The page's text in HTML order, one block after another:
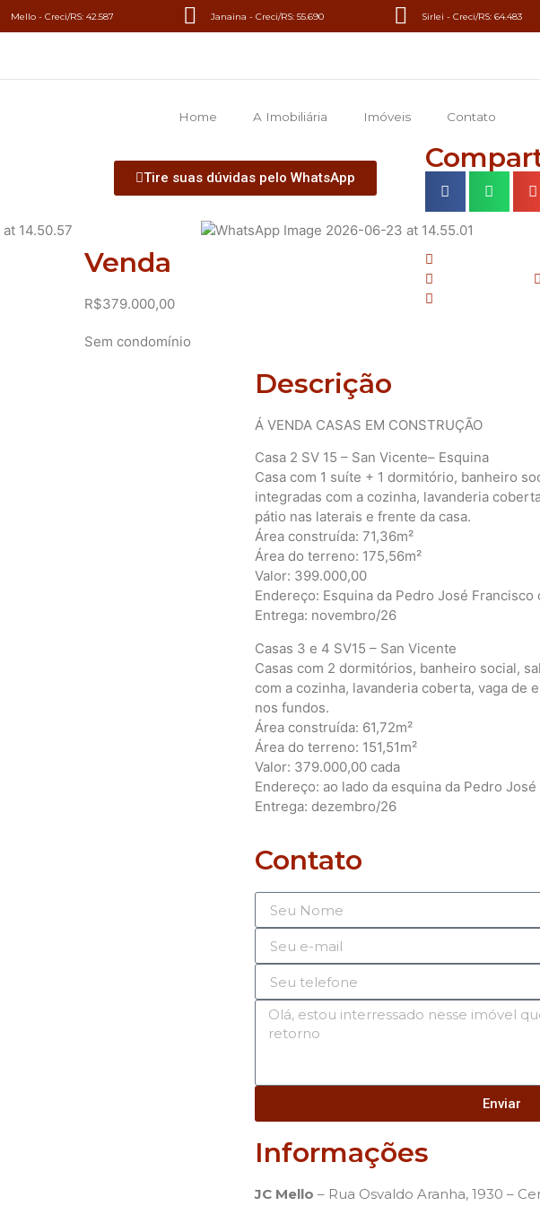
Mello - Creci/RS: 42.587 Janaina - Creci/RS: 55.690 Sirlei - Creci/RS: 64.483
Home A Imobiliária Imóveis Contato
Tire suas dúvidas pelo WhatsApp
Venda
R$379.000,00
Sem condomínio
Descrição
Á VENDA CASAS EM CONSTRUÇÃO
Casa 2 SV 15 – San Vicente– Esquina
Casa com 1 suíte + 1 dormitório, banheiro
integradas com a cozinha, lavanderia
pátio nas laterais e frente da casa.
Área construída: 71,36m²
Área do terreno: 175,56m²
Valor: 399.000,00
Endereço: Esquina da Pedro José
Entrega: novembro/26
Casas 3 e 4 SV15 – San Vicente
Casas com 2 dormitórios, banheiro social,
com a cozinha, lavanderia coberta, vaga de
nos fundos.
Área construída: 61,72m²
Área do terreno: 151,51m²
Valor: 379.000,00 cada
Endereço: ao lado da esquina da Pedro
Entrega: dezembro/26
Contato
Enviar
Informações
JC Mello – Rua Osvaldo Aranha, 1930 –